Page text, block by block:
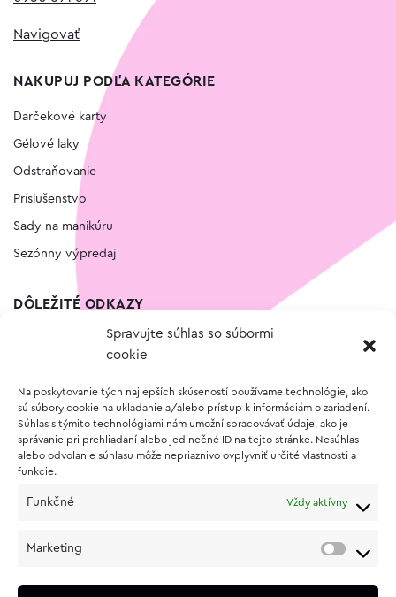
Spravujte súhlas so súbormi
cookie
Na poskytovanie tých najlepších skúseností používame technológie, ako
sú súbory cookie na ukladanie a/alebo prístup k informáciám o zariadení.
Súhlas s týmito technológiami nám umožní spracovávať údaje, ako je
správanie pri prehliadaní alebo jedinečné ID na tejto stránke. Nesúhlas
alebo odvolanie súhlasu môže nepriaznivo ovplyvniť určité vlastnosti a
funkcie.
Funkčné Vždy aktívny
Marketing
Navigovať
NAKUPUJ PODĽA KATEGÓRIE
Darčekové karty
Gélové laky
Odstraňovanie
Príslušenstvo
Sady na manikúru
Sezónny výpredaj
DÔLEŽITÉ ODKAZY
Vernostný program
O NÁKUPE
Vrátenie a reklamácia tovaru